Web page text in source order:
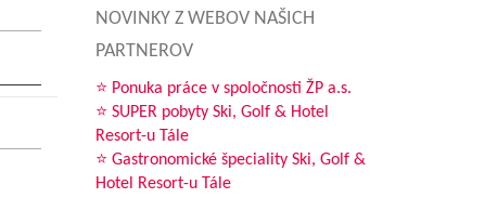
NOVINKY Z WEBOV NAŠICH
PARTNEROV
⭐ Ponuka práce v spoločnosti ŽP a.s.
⭐ SUPER pobyty Ski, Golf & Hotel
Resort-u Tále
⭐ Gastronomické špeciality Ski, Golf &
Hotel Resort-u Tále